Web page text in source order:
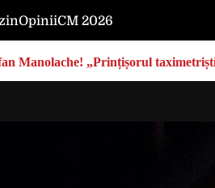
OpiniiCM 2026
Manolache! „Prințișorul